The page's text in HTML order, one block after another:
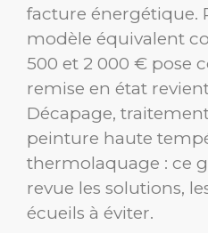
facture énergétique.
modèle équivalent
500 et 2 000 € pose
remise en état
Décapage,
peinture haute
thermolaquage : ce
revue les solutions,
écueils à éviter.